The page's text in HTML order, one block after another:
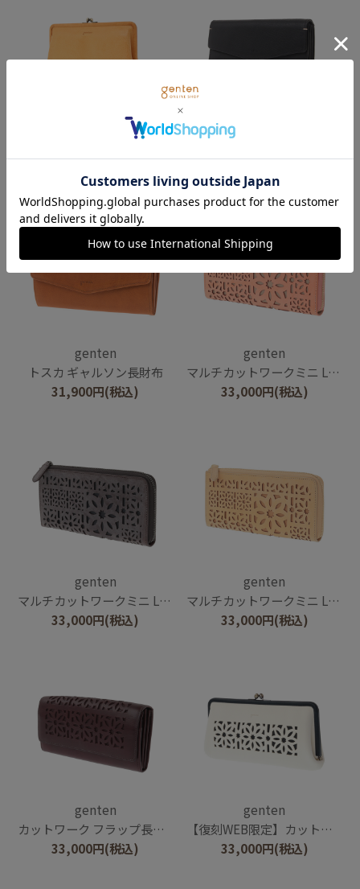
トスカ 口金長財布
31,900円(税込)
トスカ ギャルソン長財布
31,900円(税込)
genten
トスカ ギャルソン長財布
31,900円(税込)
genten
マルチカットワークミニ L字ファスナー長財布
33,000円(税込)
genten
マルチカットワークミニ L字ファスナー長財布
33,000円(税込)
genten
マルチカットワークミニ L字ファスナー長財布
33,000円(税込)
genten
カットワーク フラップ長財布
33,000円(税込)
genten
【復刻WEB限定】カットワーク 口金長財布
33,000円(税込)